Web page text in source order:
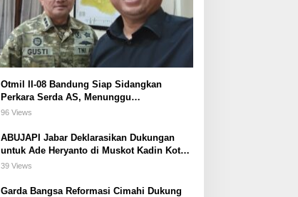
Otmil II-08 Bandung Siap Sidangkan
Perkara Serda AS, Menunggu
Rekomendasi Korem Sunan Gunung Jati
96 Views
ABUJAPI Jabar Deklarasikan Dukungan
untuk Ade Heryanto di Muskot Kadin Kota
Bandung
39 Views
Garda Bangsa Reformasi Cimahi Dukung